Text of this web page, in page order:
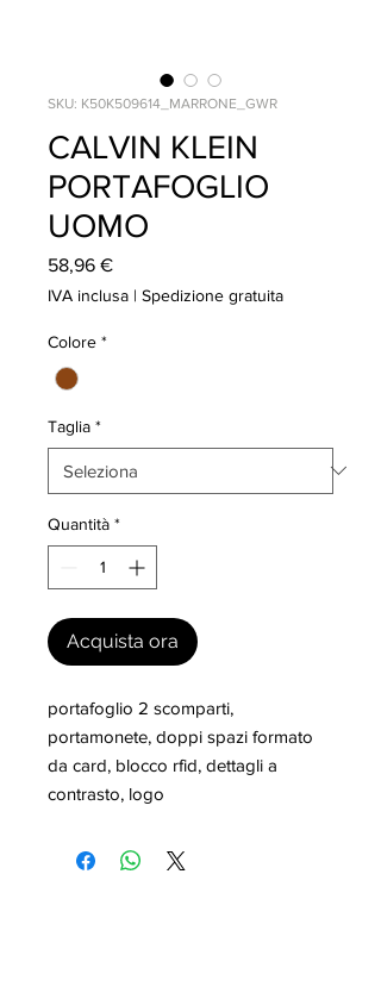
SKU: K50K509614_MARRONE_GWR
CALVIN KLEIN
PORTAFOGLIO
UOMO
58,96 €Prezzo
IVA inclusa | Spedizione gratuita
Colore *
Taglia *
Quantità *
Acquista ora
portafoglio 2 scomparti,
portamonete, doppi spazi formato
da card, blocco rfid, dettagli a
contrasto, logo